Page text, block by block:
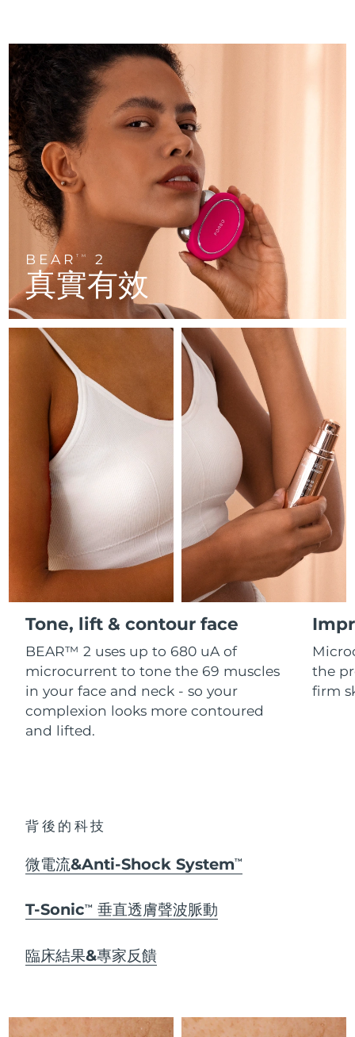
BEARTM 2
真實有效
Tone, lift & contour face
BEAR™ 2 uses up to 680 uA of
microcurrent to tone the 69 muscles
in your face and neck - so your
complexion looks more contoured
and lifted.
the
firm
背後的科技
微電流&Anti-Shock SystemTM
T-SonicTM 垂直透膚聲波脈動
臨床結果&專家反饋
For men, anti-aging massage
LUNA™ 4 mini
For young skin, T-zone
LUNA™ 4 go
For travel or gym bag
LUNA™護膚
Premium cleansers & balm
LUNA™ 設備
All facial cleansing devices
Microcurrent line smoothing device
面部提拉護理
Premium anti-aging skincare
BEAR™ 設備
All premium facelift devices
Near-infrared and red light therapy
device
UFO™ 3 mini
Red light therapy device for young skin
UFO™ 3 go
Portable red light therapy
面膜
Rejuvenation & hydration
All deep facial hydration devices
issa™ 4 plus
Smart hybrid silicone sonic toothbrush
issa™ 4 smile
Hybrid silicone sonic toothbrush
issa™ 4 baby
For ages 0-3
issa™ Teeth Whitening Set
Dual LED + sonic device & 18% PAP gel
All silicone sonic toothbrushes
抗老
FAQ™ 101
Clinical anti-aging
FAQ™ 102
Advanced clinical anti-aging
FAQ™ 103
Luxurious clinical anti-aging set
FAQ™ P1 Primer
Manuka honey primer
FAQ™護膚品
All FAQ™ skincare
FAQ™產品
All anti-aging treatments
FAQ™ 201
LED mask
FAQ™ 202
LED mask
FAQ™ 211
Anti-aging neck & décolleté LED mask
FAQ™ 221
Anti-aging LED hand mask
FAQ™護膚品
All FAQ™ skincare
FAQ™產品
All LED treatments
生髮
FAQ™ 301
LED hair strengthening scalp massager
FAQ™ Scalp Serum
Scalp recovery probiotic serum
FAQ™護膚品
All FAQ™ skincare
肌膚年輕化
NEW
FAQ™ 501
Full-Spectrum Red Light Therapy
FAQ™ 502
Full-Spectrum Red Light Therapy
FAQ™ Red Light Serum
FAQ™ products
All toning treatments
保健品
NEW
專業治療
脫毛
PEACH™ 2 Pro Max
Professional IPL hair removal device
PEACH™ 2
IPL hair removal
PEACH™ 2 go
Travel-friendly IPL hair removal
PEACH™ Cooling Prep Gel
Cooling IPL hair removal gel
身體護理
Microcurrent body toning
LUNA™ 4 body
Massaging body brush
SUPERCHARGED™ serum
Firming body serum
痘肌護理
ESPADA™ 2 plus
Recurring acne LED therapy
Acne treatment device
ESPADA™ Blemish Solution
Concentrated acne gel
眼部護理
BEAR™ 2 eyes & lips
Microcurrent line smoothing device
Rejuvenating eye massager
眼部護膚
Advanced eye care treatment
毛孔護理
KIWI™ derma
Diamond microdermabrasion .
KIWI™
護發
LUNA™ 4 hair
2-in-1 LED scalp massager
FLIP™ play advanced
牙齒美白
18% PAP
護膚品
關於我們
智利
中國
哥倫比亞
克羅埃西亞
賽普勒斯 預計送達日期
捷克 預計送達日期10/08/2026
丹麥 預計送達日期
愛沙尼亞 預計送達日期10/08/2026
預計送達日期 10/08/2026
預計送達日期 10/08/2026
法屬玻里尼西亞 預計送達日期 14/08/2026
預計送達日期 10/08/2026
直布羅陀 預計送達日期14/08/2026
預計送達日期 10/08/2026
中國香港特別行政區 預計送達日期
匈牙利 預計送達日期 10/08/2026
冰島
印尼 預計送達日期 08/08/2026
愛爾蘭
澤西島 預計送達日期
哈薩克
預計送達日期 10/08/2026